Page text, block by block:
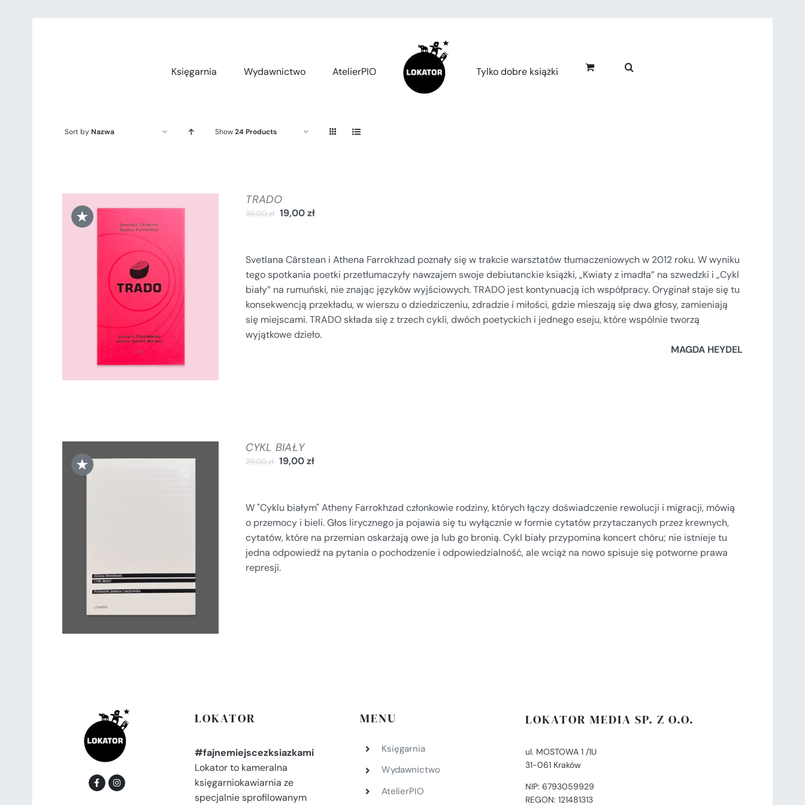
Księgarnia
Wydawnictwo AtelierPIO Tylko dobre książki
Sort byNazwa Show24 Products
★
DODAJ DO KOSZYKA
SZCZEGÓŁY
TRADO
36,00zł 19,00zł
Svetlana Cârstean i Athena Farrokhzad poznały się w trakcie warsztatów tłumaczeniowych w 2012 roku. W wyniku
tego spotkania poetki przetłumaczyły nawzajem swoje debiutanckie książki, „Kwiaty z imadła” na szwedzki i „Cykl
biały” na rumuński, nie znając języków wyjściowych. TRADO jest kontynuacją ich współpracy. Oryginał staje się tu
konsekwencją przekładu, w wierszu o dziedziczeniu, zdradzie i miłości, gdzie mieszają się dwa głosy, zamieniają
się miejscami. TRADO składa się z trzech cykli, dwóch poetyckich i jednego eseju, które wspólnie tworzą
wyjątkowe dzieło.
MAGDA HEYDEL
★
CYKL BIAŁY
29,00zł 19,00zł
W "Cyklu białym" Atheny Farrokhzad członkowie rodziny, których łączy doświadczenie rewolucji i migracji, mówią
o przemocy i bieli. Głos lirycznego ja pojawia się tu wyłącznie w formie cytatów przytaczanych przez krewnych,
cytatów, które na przemian oskarżają owe ja lub go bronią. Cykl biały przypomina koncert chóru; nie istnieje tu
jedna odpowiedź na pytania o pochodzenie i odpowiedzialność, ale wciąż na nowo spisuje się potworne prawa
represji.
LOKATOR
#fajnemiejscezksiazkami
Lokator to kameralna
księgarniokawiarnia ze
specjalnie sprofilowanym
MENU
Księgarnia
Wydawnictwo
AtelierPIO
LOKATOR MEDIA SP. Z O.O.
ul. MOSTOWA 1 /1U
31-061 Kraków
NIP: 6793059929
REGON: 121481313